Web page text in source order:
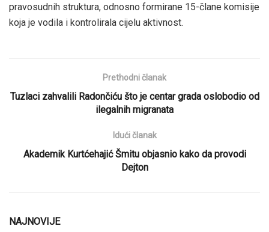
pravosudnih struktura, odnosno formirane 15-člane komisije
koja je vodila i kontrolirala cijelu aktivnost.
Prethodni članak
Tuzlaci zahvalili Radončiću što je centar grada oslobodio od
ilegalnih migranata
Idući članak
Akademik Kurtćehajić Šmitu objasnio kako da provodi
Dejton
NAJNOVIJE